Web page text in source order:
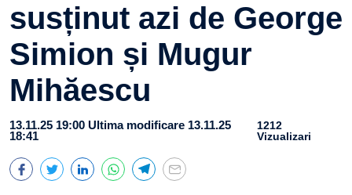
susținut azi de George
Simion și Mugur
Mihăescu
13.11.25 19:00 Ultima modificare 13.11.25
18:41
1212
Vizualizari